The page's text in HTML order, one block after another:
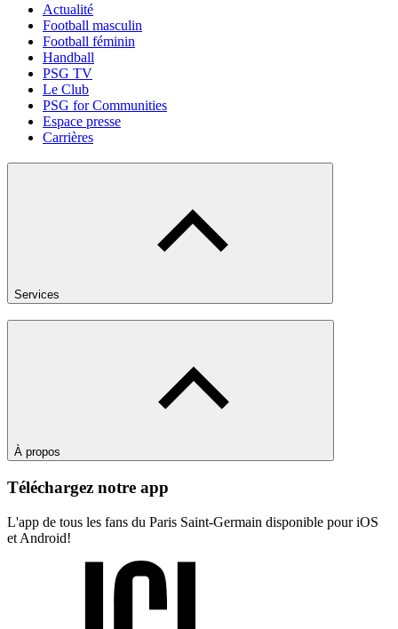
Actualité
Football masculin
Football féminin
Handball
PSG TV
Le Club
PSG for Communities
Espace presse
Carrières
Services
À propos
Téléchargez notre app
L'app de tous les fans du Paris Saint-Germain disponible pour iOS
et Android!